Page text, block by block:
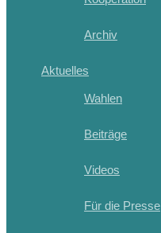
Archiv
Aktuelles
Wahlen
Beiträge
Videos
Für die Presse